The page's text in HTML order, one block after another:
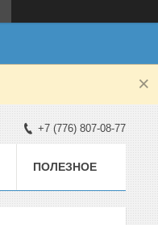
+7 (776) 807-08-77
ПОЛЕЗНОЕ